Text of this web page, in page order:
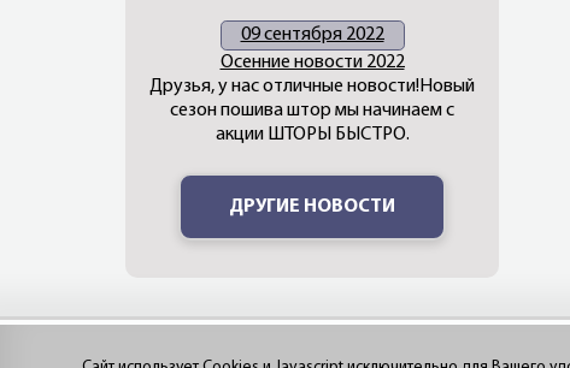
09 сентября 2022
Осенние новости 2022
Друзья, у нас отличные новости!Новый
сезон пошива штор мы начинаем с
акции ШТОРЫ БЫСТРО.
ДРУГИЕ НОВОСТИ